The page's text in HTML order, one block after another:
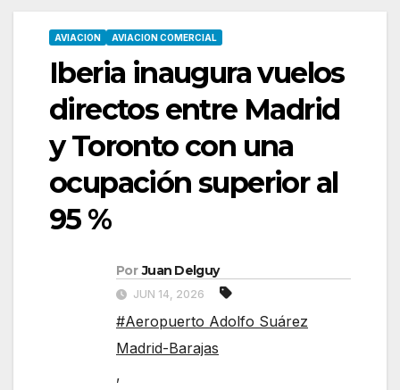
AVIACION AVIACION COMERCIAL
Iberia inaugura vuelos
directos entre Madrid
y Toronto con una
ocupación superior al
95 %
Por Juan Delguy
JUN 14, 2026
#Aeropuerto Adolfo Suárez
Madrid-Barajas
,